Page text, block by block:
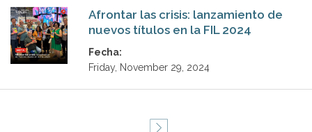
Afrontar las crisis: lanzamiento de
nuevos títulos en la FIL 2024
Fecha:
Friday, November 29, 2024